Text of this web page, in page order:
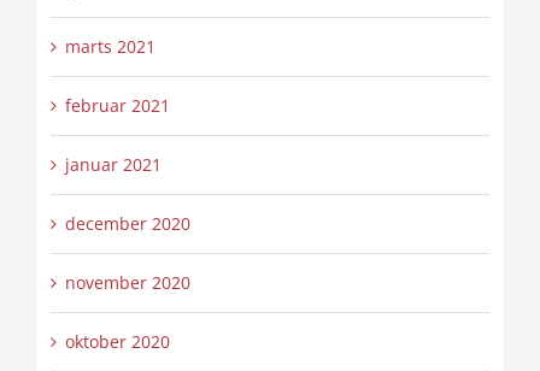
marts 2021
februar 2021
januar 2021
december 2020
november 2020
oktober 2020